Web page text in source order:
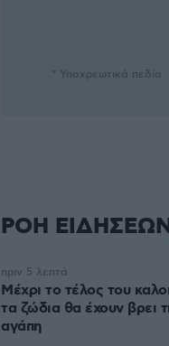
* Υποχρεωτικά πεδία
ΡΟΗ
Μέχρι το τέλος του
τα ζώδια θα έχουν βρει
αγάπη
πριν 5 λεπτά